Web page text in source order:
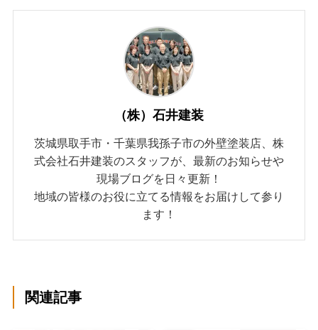
（株）石井建装
茨城県取手市・千葉県我孫子市の外壁塗装店、株
式会社石井建装のスタッフが、最新のお知らせや
現場ブログを日々更新！
地域の皆様のお役に立てる情報をお届けして参り
ます！
関連記事